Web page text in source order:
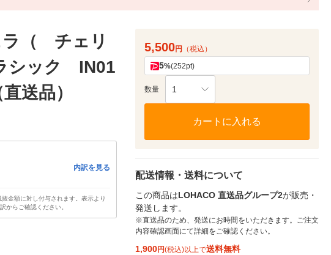
ラ（ チェリ
シック IN01
送品）
内訳を見る
金額に対し付与されます。表示より
からご確認ください。
5,500円 （税込）
5%(252pt)
数量 1
カートに入れる
配送情報・送料について
この商品はLOHACO 直送品グループ2が販売・
発送します。
※直送品のため、発送にお時間をいただきます。ご注文
内容確認画面にて詳細をご確認ください。
1,900円(税込)以上で送料無料